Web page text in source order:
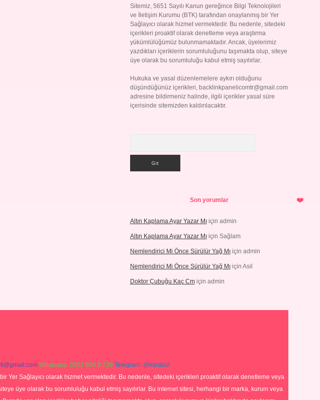
Sitemiz, 5651 Sayılı Kanun gereğince Bilgi Teknolojileri
ve İletişim Kurumu (BTK) tarafından onaylanmış bir Yer
Sağlayıcı olarak hizmet vermektedir. Bu nedenle, sitedeki
içerikleri proaktif olarak denetleme veya araştırma
yükümlülüğümüz bulunmamaktadır. Ancak, üyelerimiz
yazdıkları içeriklerin sorumluluğunu taşımakta olup, siteye
üye olarak bu sorumluluğu kabul etmiş sayılırlar.
Hukuka ve yasal düzenlemelere aykırı olduğunu
düşündüğünüz içerikleri, backlinkpanelicomtr@gmail.com
adresine bildirmeniz halinde, ilgili içerikler yasal süre
içerisinde sitemizden kaldırılacaktır.
Son yorumlar
Altın Kaplama Ayar Yazar Mıiçin admin
Altın Kaplama Ayar Yazar Mıiçin Sağlam
Nemlendirici Mi Önce Sürülür Yağ Mıiçin admin
Nemlendirici Mi Önce Sürülür Yağ Mıiçin Asil
Doktor Çubuğu Kaç Cmiçin admin
Whatsapp: 0262 606 0 726 Telegram: @karabul
Yer Sağlayıcı olarak hizmet vermektedir. Bu nedenle, sitedeki içerikleri proaktif olarak denetleme veya
üye olarak bu sorumluluğu kabul etmiş sayılırlar. Bu internet sitesi, herhangi bir marka, kurum veya